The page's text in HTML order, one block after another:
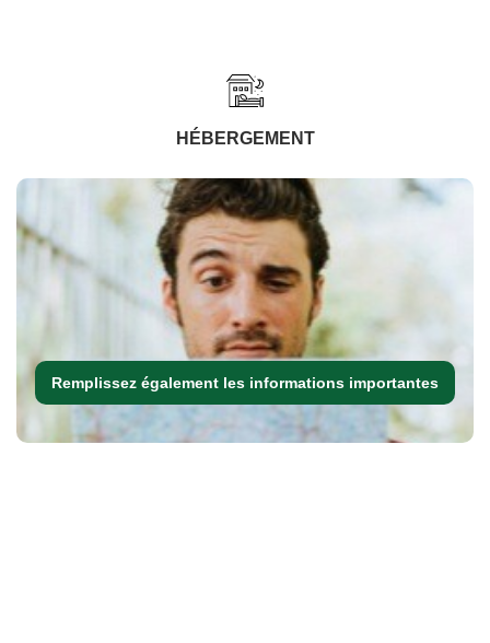
HÉBERGEMENT
Remplissez également les informations importantes